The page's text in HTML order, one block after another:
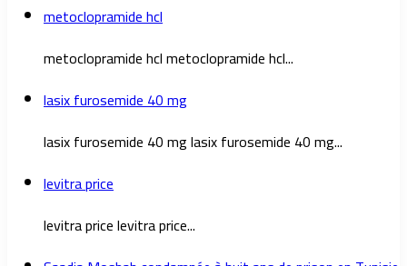
metoclopramide hcl
metoclopramide hcl metoclopramide hcl...
lasix furosemide 40 mg
lasix furosemide 40 mg lasix furosemide 40 mg...
levitra price
levitra price levitra price...